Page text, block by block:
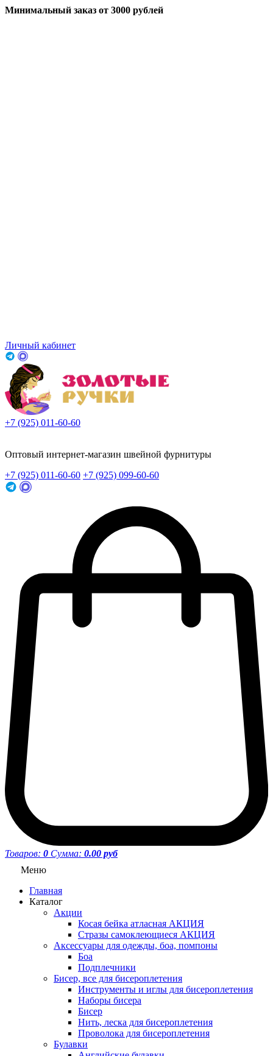
Минимальный заказ от 3000 рублей
Личный кабинет
+7 (925) 011-60-60
Оптовый интернет-магазин швейной фурнитуры
+7 (925) 011-60-60 +7 (925) 099-60-60
Товаров: 0 Сумма: 0.00 руб
Меню
Главная
Каталог
Акции
Косая бейка атласная АКЦИЯ
Стразы самоклеющиеся АКЦИЯ
Аксессуары для одежды, боа, помпоны
Боа
Подплечники
Бисер, все для бисероплетения
Инструменты и иглы для бисероплетения
Наборы бисера
Бисер
Нить, леска для бисероплетения
Проволока для бисероплетения
Булавки